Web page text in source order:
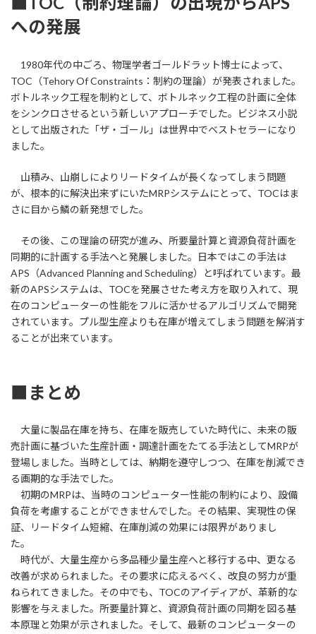
への発展
1980年代の中ごろ、物理学者ゴールドラット博士によって、
TOC（Tehory Of Constraints：制約の理論）が発表されました。
ボトルネック工程を制約として、ボトルネック工程の計画に全体
をシンクロさせるという新しいアプローチでした。ビジネス小説
として出版された「ザ・ゴール」は世界中でベストセラーになり
ました。
山積み、山崩しによりリードタイムが長くなってしまう問題
が、根本的に解決出来ずにいたMRPシステムにとって、TOCはま
さに目から鱗の新発想でした。
その後、この理論の研究が進み、所要量計算と資源負荷計画を
同期的に計画する手法へと発展しました。日本ではこの手法は
APS（Advanced Planning and Scheduling）と呼ばれています。最
新のAPSシステムは、TOCを発展させた考え方を取り入れて、現
在のコンピューターの性能をフルに活かせるアルゴリズムで開発
されています。プル型生産よりも在庫が増えてしまう問題を解消す
ることが出来ています。
■まとめ
大量に製品在庫を持ち、在庫を販売していた時代に、未来の販
売計画に基づいた生産計画・調達計画をたてる手法としてMRPが
登場しました。当時としては、納期を遵守しつつ、在庫を削減でき
る画期的な手法でした。
初期のMRPは、当時のコンピューター性能の制約により、設備
負荷を考慮することができませんでした。その結果、実現性の保
証、リードタイム短縮、在庫削減の効果には限界がありまし
た。
時代が、大量生産から多品種少量生産へと移行する中、更なる
改善が求められました。その要求に応えるべく、改良の努力が重
ねられてきました。その中でも、TOCのアイディアが、革新的な
影響を与えました。所要量計算と、資源負荷計画の同期を図る基
本原理と効果が示されました。そして、最新のコンピューターの